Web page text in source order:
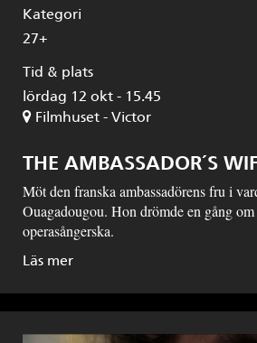
Kategori
27+
Tid & plats
lördag 12 okt - 15.45
Filmhuset - Victor
THE AMBASSADOR´S
Möt den franska ambassadörens fru i
Ouagadougou. Hon drömde en gång
operasångerska.
Läs mer